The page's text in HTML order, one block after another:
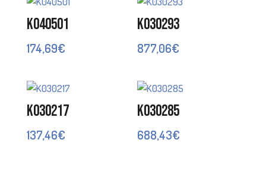
K040501
174,69€
K030293
877,06€
K030217
137,46€
K030285
688,43€